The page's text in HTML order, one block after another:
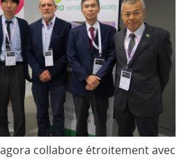
collabore étroitement avec